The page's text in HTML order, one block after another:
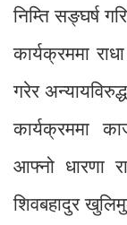
निम्ति सङ्घर्ष
कार्यक्रममा
गरेर
कार्यक्रममा
आफ्नो धारणा
शिवबहादुर